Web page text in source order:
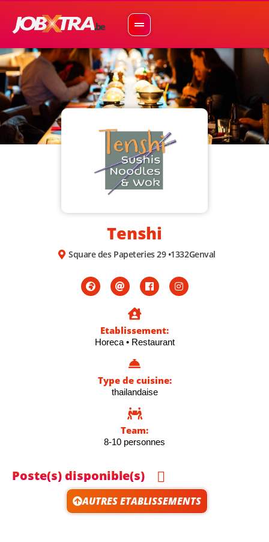
Tenshi
Square des Papeteries 29 •1332Genval
Etablissement:
Horeca• Restaurant
Type de cuisine:
thailandaise
Team:
8-10 personnes
Poste(s) disponible(s)
AUTRES ETABLISSEMENTS